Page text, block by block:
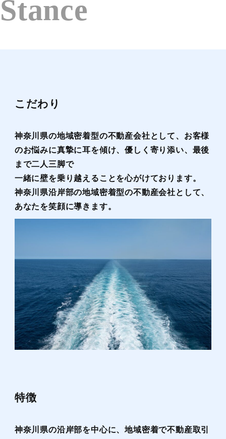
Stance
こだわり
神奈川県の地域密着型の不動産会社として、お客様
のお悩みに真摯に耳を傾け、優しく寄り添い、最後
まで二人三脚で
一緒に壁を乗り越えることを心がけております。
神奈川県沿岸部の地域密着型の不動産会社として、
あなたを笑顔に導きます。
特徴
神奈川県の沿岸部を中心に、地域密着で不動産取引